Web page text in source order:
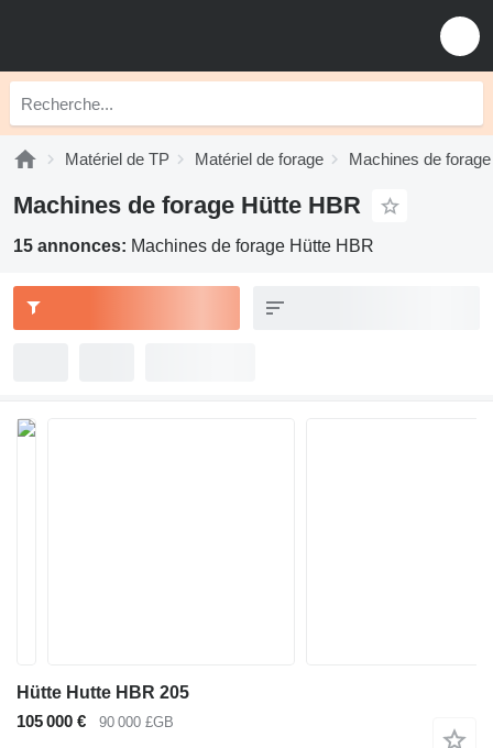
Matériel de TP Matériel de forage Machines de forage
Machines de forage Hütte HBR
15 annonces: Machines de forage Hütte HBR
Hütte Hutte HBR 205
105 000 €
90 000 £GB